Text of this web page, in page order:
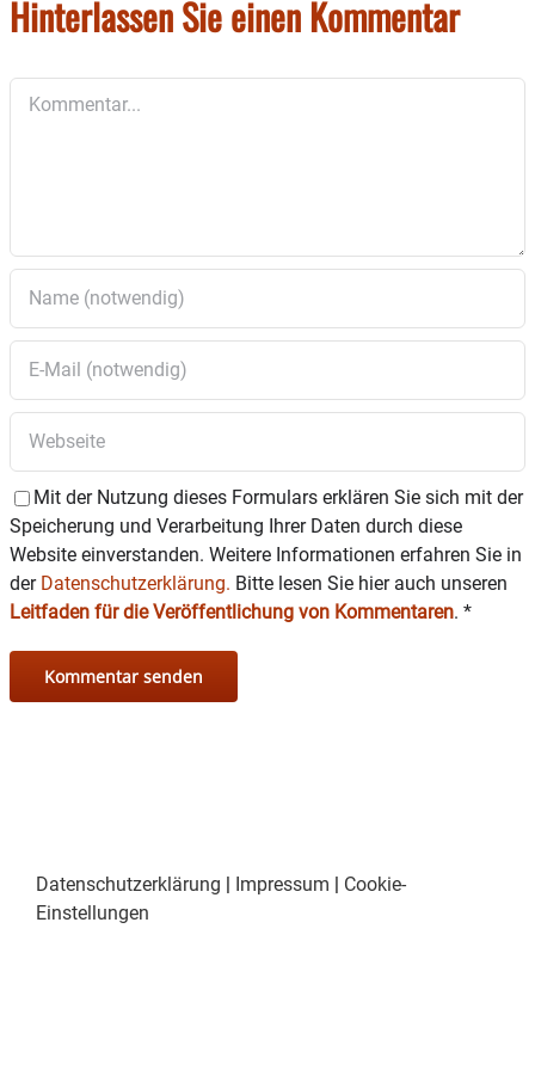
Hinterlassen Sie einen Kommentar
Mit der Nutzung dieses Formulars erklären Sie sich mit der
Speicherung und Verarbeitung Ihrer Daten durch diese
Website einverstanden. Weitere Informationen erfahren Sie in
der Datenschutzerklärung. Bitte lesen Sie hier auch unseren
Leitfaden für die Veröffentlichung von Kommentaren. *
Datenschutzerklärung | Impressum | Cookie-
Einstellungen